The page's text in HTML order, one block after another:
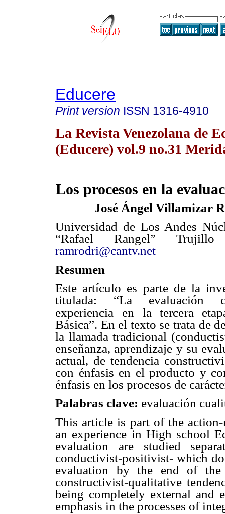
Educere
Print version ISSN 1316-4910
La Revista Venezolana de
(Educere) vol.9 no.31
Los procesos en la
José Ángel Villamizar
Universidad de Los Andes
“Rafael Rangel”
ramrodri@cantv.net
Resumen
Este artículo es parte de la
titulada: “La evaluación
experiencia en la tercera
Básica”. En el texto se trata de
la llamada tradicional
enseñanza, aprendizaje y su
actual, de tendencia
con énfasis en el producto y
énfasis en los procesos de
Palabras clave: evaluación
This article is part of the
an experience in High school
evaluation are studied
conductivist-positivist- which
evaluation by the end of the
constructivist-qualitative
being completely external and
emphasis in the processes of